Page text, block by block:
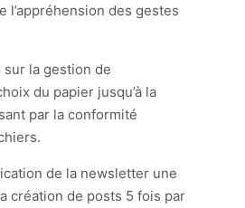
l’appréhension des gestes
la gestion de
du papier jusqu’à la
par la conformité
de la newsletter une
création de posts 5 fois par